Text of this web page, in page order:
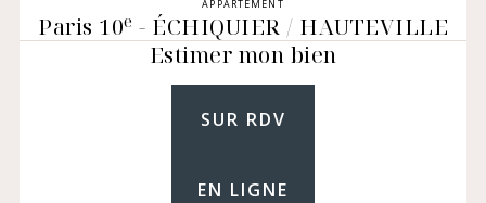
APPARTEMENT
Paris 10e - ÉCHIQUIER / HAUTEVILLE
Estimer mon bien
SUR RDV
EN LIGNE